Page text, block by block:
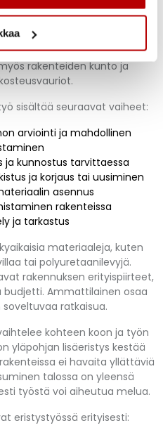
ammattilainen arvioi nykyisen
lisäeristyksen tarpeen. Tässä
rakenteiden kunto ja
sisältää seuraavat vaiheet:
arviointi ja mahdollinen
ja kunnostus tarvittaessa
ja korjaus tai uusiminen
asennus
rakenteissa
ja tarkastus
materiaaleja, kuten
tai polyuretaanilevyjä.
rakennuksen erityispiirteet,
Ammattilainen osaa
ratkaisua.
kohteen koon ja työn
yläpohjan lisäeristys kestää
ei havaita yllättäviä
talossa on yleensä
työstä voi aiheutua melua.
eristystyössä erityisesti: